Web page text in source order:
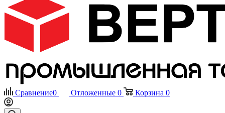
Сравнение0 Отложенные 0 Корзина 0